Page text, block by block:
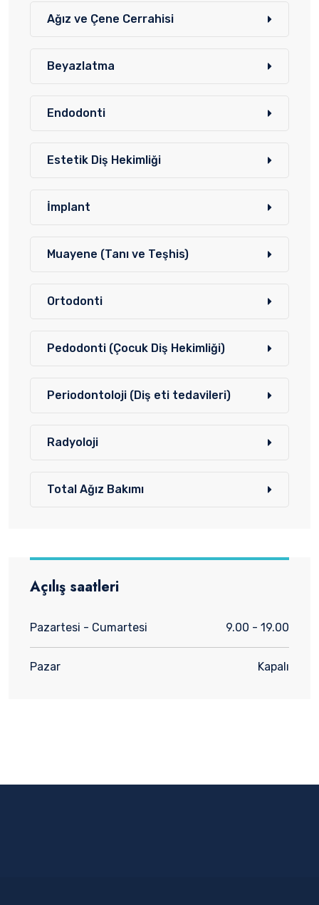
Ağız ve Çene Cerrahisi
Beyazlatma
Endodonti
Estetik Diş Hekimliği
İmplant
Muayene (Tanı ve Teşhis)
Ortodonti
Pedodonti (Çocuk Diş Hekimliği)
Periodontoloji (Diş eti tedavileri)
Radyoloji
Total Ağız Bakımı
Açılış saatleri
Pazartesi - Cumartesi 9.00 - 19.00
Pazar Kapalı